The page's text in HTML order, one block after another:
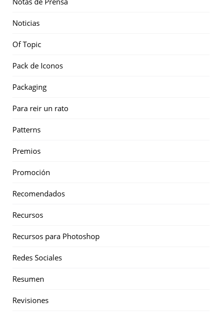
Noticias
Of Topic
Pack de Iconos
Packaging
Para reir un rato
Patterns
Premios
Promoción
Recomendados
Recursos
Recursos para Photoshop
Redes Sociales
Resumen
Revisiones